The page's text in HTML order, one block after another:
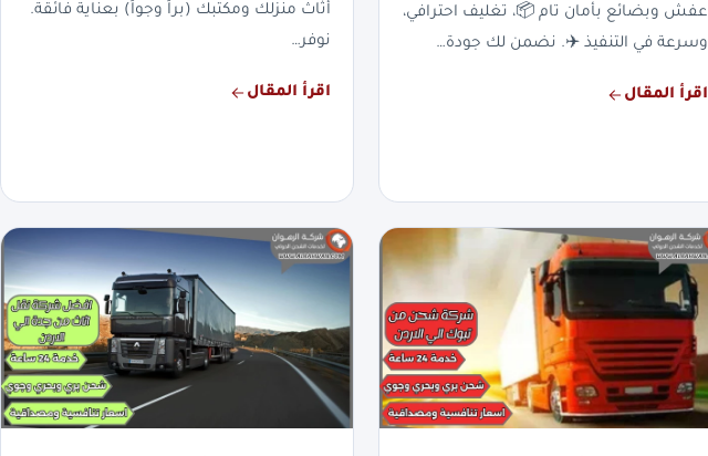
عفش وبضائع بأمان تام 📦، تغليف احترافي،
وسرعة في التنفيذ ✈️. نضمن لك جودة…
اقرأ المقال
أثاث منزلك ومكتبك (براً وجواً) بعناية فائقة.
نوفر…
اقرأ المقال